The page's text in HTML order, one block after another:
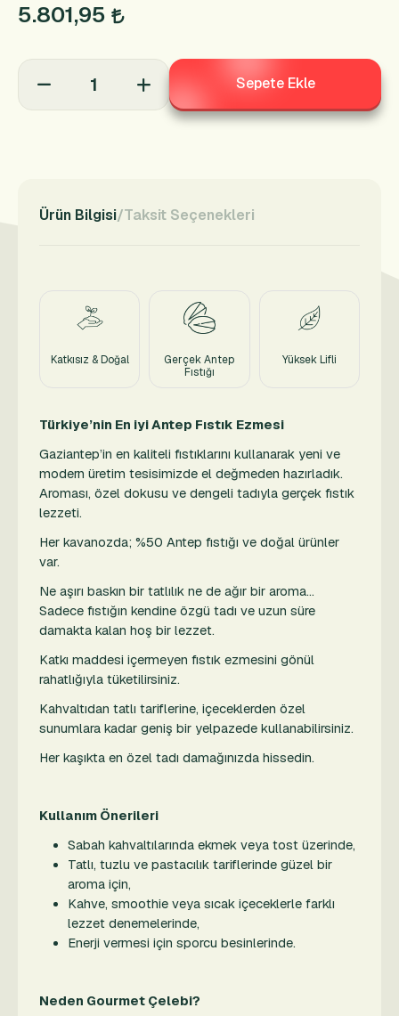
5.801,95
Sepete Ekle
Ürün Bilgisi Taksit Seçenekleri
Katkısız & Doğal
Gerçek Antep
Fıstığı
Yüksek Lifli
Türkiye’nin En iyi Antep Fıstık Ezmesi
Gaziantep’in en kaliteli fıstıklarını kullanarak yeni ve
modern üretim tesisimizde el değmeden hazırladık.
Aroması, özel dokusu ve dengeli tadıyla gerçek fıstık
lezzeti.
Her kavanozda; %50 Antep fıstığı ve doğal ürünler
var.
Ne aşırı baskın bir tatlılık ne de ağır bir aroma…
Sadece fıstığın kendine özgü tadı ve uzun süre
damakta kalan hoş bir lezzet.
Katkı maddesi içermeyen fıstık ezmesini gönül
rahatlığıyla tüketilirsiniz.
Kahvaltıdan tatlı tariflerine, içeceklerden özel
sunumlara kadar geniş bir yelpazede kullanabilirsiniz.
Her kaşıkta en özel tadı damağınızda hissedin.
Kullanım Önerileri
Sabah kahvaltılarında ekmek veya tost üzerinde,
Tatlı, tuzlu ve pastacılık tariflerinde güzel bir
aroma için,
Kahve, smoothie veya sıcak içeceklerle farklı
lezzet denemelerinde,
Enerji vermesi için sporcu besinlerinde.
Neden Gourmet Çelebi?